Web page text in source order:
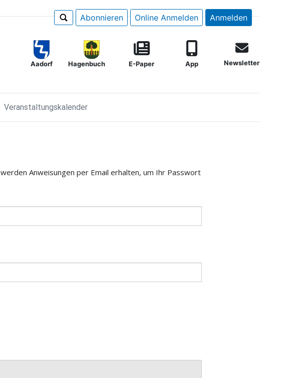
Abonnieren Online Anmelden Anmelden
Aadorf Hagenbuch E-Paper App Newsletter
Veranstaltungskalender